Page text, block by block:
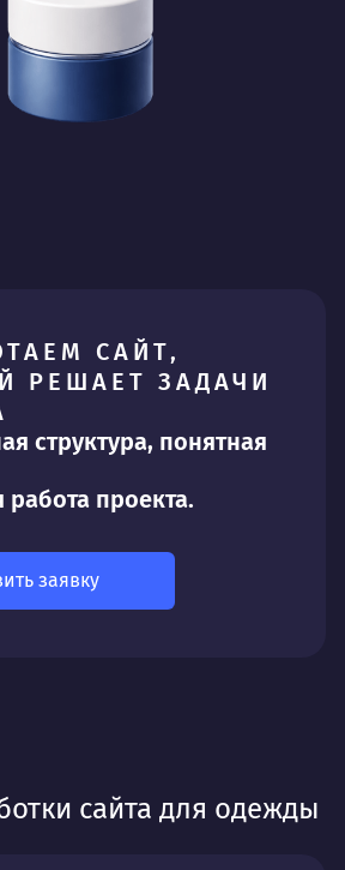
САЙТ,
РЕШАЕТ ЗАДАЧИ
структура, понятная
работа проекта.
заявку
сайта для одежды